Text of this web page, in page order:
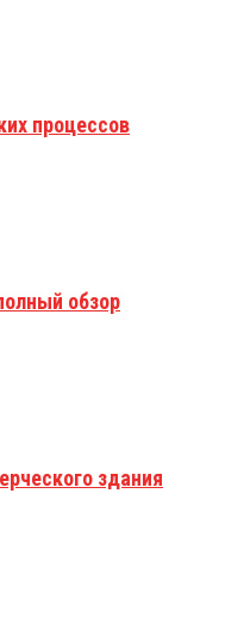
процессов
обзор
здания